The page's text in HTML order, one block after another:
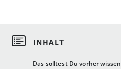
Das solltest Du vorher wissen